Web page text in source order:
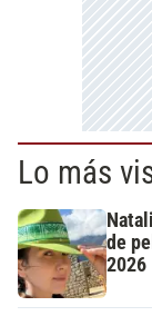
Lo más
de
2026